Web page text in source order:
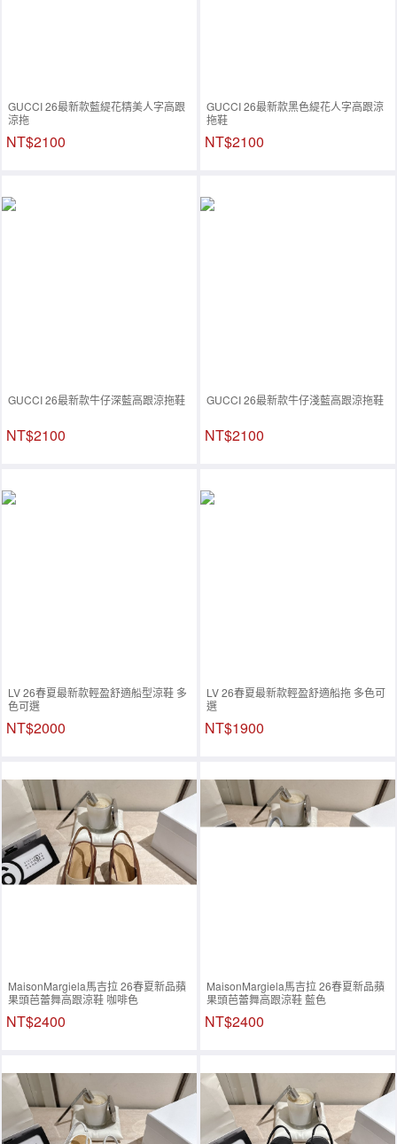
GUCCI 26最新款藍緹花精美人字高跟
涼拖
NT$2100
GUCCI 26最新款黑色緹花人字高跟涼
拖鞋
NT$2100
GUCCI 26最新款牛仔深藍高跟涼拖鞋
NT$2100
GUCCI 26最新款牛仔淺藍高跟涼拖鞋
NT$2100
LV 26春夏最新款輕盈舒適船型涼鞋 多
色可選
NT$2000
LV 26春夏最新款輕盈舒適船拖 多色可
選
NT$1900
MaisonMargiela馬吉拉 26春夏新品蘋
果頭芭蕾舞高跟涼鞋 咖啡色
NT$2400
MaisonMargiela馬吉拉 26春夏新品蘋
果頭芭蕾舞高跟涼鞋 藍色
NT$2400